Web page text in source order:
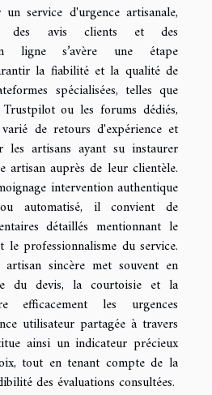
service d'urgence artisanale,
des avis clients et des
ligne s’avère une étape
la fiabilité et la qualité de
spécialisées, telles que
ou les forums dédiés,
de retours d'expérience et
les artisans ayant su instaurer
artisan auprès de leur clientèle.
intervention authentique
automatisé, il convient de
détaillés mentionnant le
professionnalisme du service.
artisan sincère met souvent en
du devis, la courtoisie et la
efficacement les urgences
utilisateur partagée à travers
ainsi un indicateur précieux
tout en tenant compte de la
des évaluations consultées.